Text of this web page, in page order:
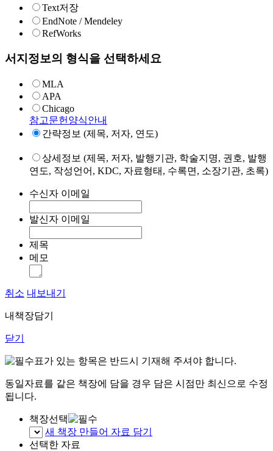
Text저장
EndNote / Mendeley
RefWorks
서지정보의 형식을 선택하세요
MLA
APA
Chicago
참고문헌양식안내
간략정보 (제목, 저자, 연도)
상세정보 (제목, 저자, 발행기관, 학술지명, 권호, 발행
연도, 작성언어, KDC, 자료형태, 수록면, 소장기관, 초록)
수신자 이메일
발신자 이메일
제목
메모
취소 내보내기
내책장담기
닫기
표가 있는 항목은 반드시 기재해 주셔야 합니다.
동일자료를 같은 책장에 담을 경우 담은 시점만 최신으로 수정
됩니다.
책장선택
새 책장 만들어 자료 담기
선택한 자료